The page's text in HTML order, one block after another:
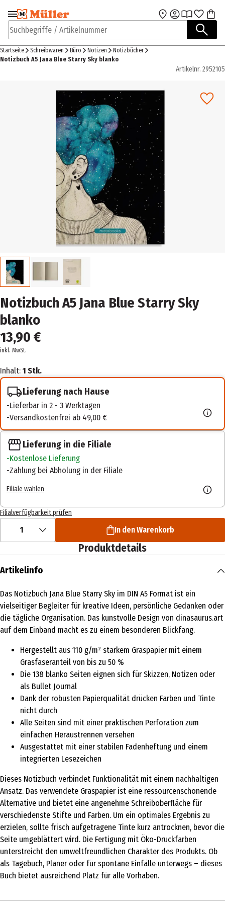
Zur Navigation
springen
Zum Hauptinhalt
Suchbegriffe / Artikelnummer
Startseite Schreibwaren Büro Notizen
Notizbücher
Notizbuch A5 Jana Blue Starry Sky blanko
Artikelnr. 2952105
Notizbuch A5 Jana Blue Starry Sky
blanko
13,90 €
inkl. MwSt.
Inhalt: 1 Stk.
Lieferung nach Hause
Lieferbar in 2 - 3 Werktagen
Versandkostenfrei ab 49,00 €
Lieferung in die Filiale
Kostenlose Lieferung
Zahlung bei Abholung in der Filiale
Filiale wählen
Filialverfügbarkeit prüfen
1 In den Warenkorb
Produktdetails
Artikelinfo
Das Notizbuch Jana Blue Starry Sky im DIN A5 Format ist ein
vielseitiger Begleiter für kreative Ideen, persönliche Gedanken oder
die tägliche Organisation. Das kunstvolle Design von dinasaurus.art
auf dem Einband macht es zu einem besonderen Blickfang.
Hergestellt aus 110 g/m² starkem Graspapier mit einem
Grasfaseranteil von bis zu 50 %
Die 138 blanko Seiten eignen sich für Skizzen, Notizen oder
als Bullet Journal
Dank der robusten Papierqualität drücken Farben und Tinte
nicht durch
Alle Seiten sind mit einer praktischen Perforation zum
einfachen Heraustrennen versehen
Ausgestattet mit einer stabilen Fadenheftung und einem
integrierten Lesezeichen
Dieses Notizbuch verbindet Funktionalität mit einem nachhaltigen
Ansatz. Das verwendete Graspapier ist eine ressourcenschonende
Alternative und bietet eine angenehme Schreiboberfläche für
verschiedenste Stifte und Farben. Um ein optimales Ergebnis zu
erzielen, sollte frisch aufgetragene Tinte kurz antrocknen, bevor die
Seite umgeblättert wird. Die Fertigung mit Öko-Druckfarben
unterstreicht den umweltfreundlichen Charakter des Produkts. Ob
als Tagebuch, Planer oder für spontane Einfälle unterwegs – dieses
Buch bietet ausreichend Platz für alle Vorhaben.